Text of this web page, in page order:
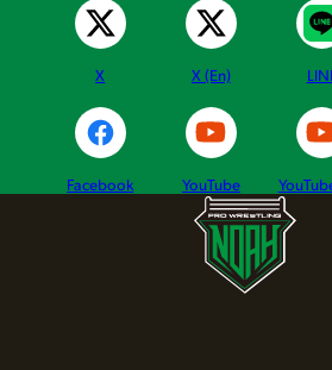
数だけ今日はくらわせてやる』っ
い出す｡(再び錯乱して)ウワー!!! 怖
止めてください｡もう勘弁してく
あ…はあ…｡(我に返ると)北宮を前
うつらい過去がフラッシュバックし
だから､俺はこのつらいつらい過去
に､北宮に復讐を果たさなければい
サ北宮! お前だけは絶対に許さない